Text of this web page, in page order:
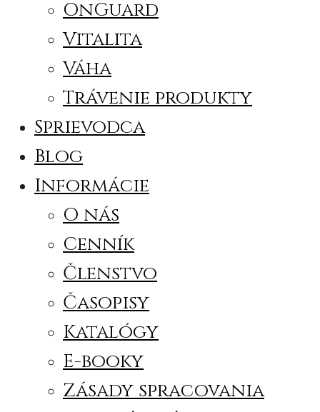
OnGuard
Vitalita
Váha
Trávenie produkty
Sprievodca
Blog
Informácie
O nás
Cenník
Členstvo
Časopisy
Katalógy
E-booky
Zásady spracovania